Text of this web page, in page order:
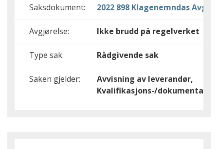
Saksdokument: 2022 898 Klagenemndas
Avgjørelse: Ikke brudd på regelverket
Type sak: Rådgivende sak
Saken gjelder:
Avvisning av leverandør,
Kvalifikasjons-/